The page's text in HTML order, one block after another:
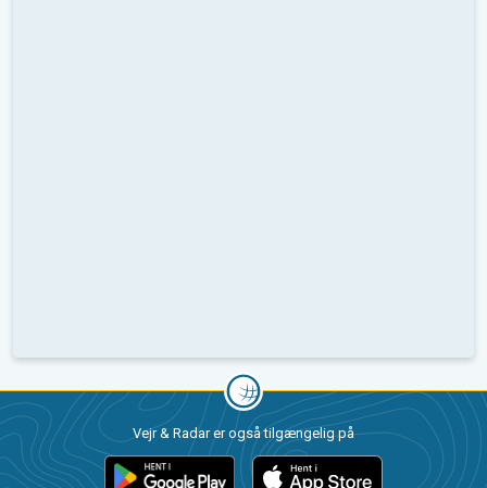
Vejr & Radar er også tilgængelig på